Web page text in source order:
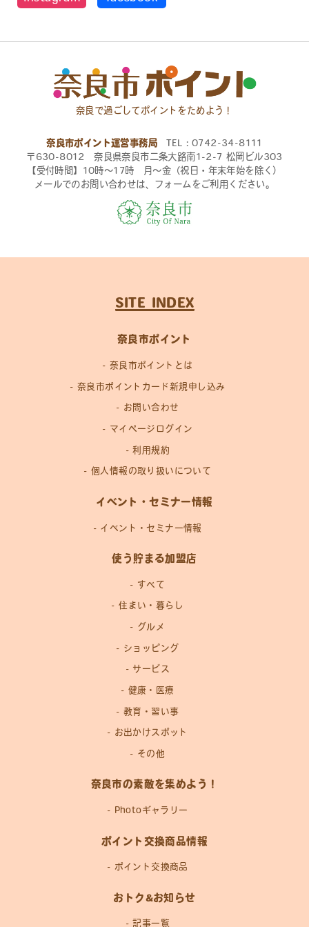
奈良で過ごしてポイントをためよう！
奈良市ポイント運営事務局 TEL：0742-34-8111
〒630-8012 奈良県奈良市二条大路南1-2-7 松岡ビル303
【受付時間】10時〜17時 月〜金（祝日・年末年始を除く）
メールでのお問い合わせは、フォームをご利用ください。
SITE INDEX
奈良市ポイント
奈良市ポイントとは
奈良市ポイントカード新規申し込み
お問い合わせ
マイページログイン
利用規約
個人情報の取り扱いについて
イベント・セミナー情報
イベント・セミナー情報
使う貯まる加盟店
すべて
住まい・暮らし
グルメ
ショッピング
サービス
健康・医療
教育・習い事
お出かけスポット
その他
奈良市の素敵を集めよう！
Photoギャラリー
ポイント交換商品情報
ポイント交換商品
おトク&お知らせ
記事一覧